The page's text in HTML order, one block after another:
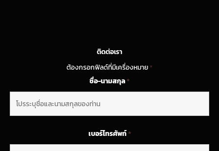
ติดต่อเรา
ต้องกรอกฟิลด์ที่มีเครื่องหมาย*
ชื่อ-นามสกุล*
เบอร์โทรศัพท์*